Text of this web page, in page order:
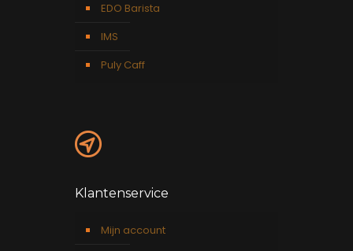
EDO Barista
IMS
Puly Caff
Klantenservice
Mijn account